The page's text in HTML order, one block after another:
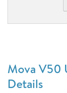
Mova V50
Details